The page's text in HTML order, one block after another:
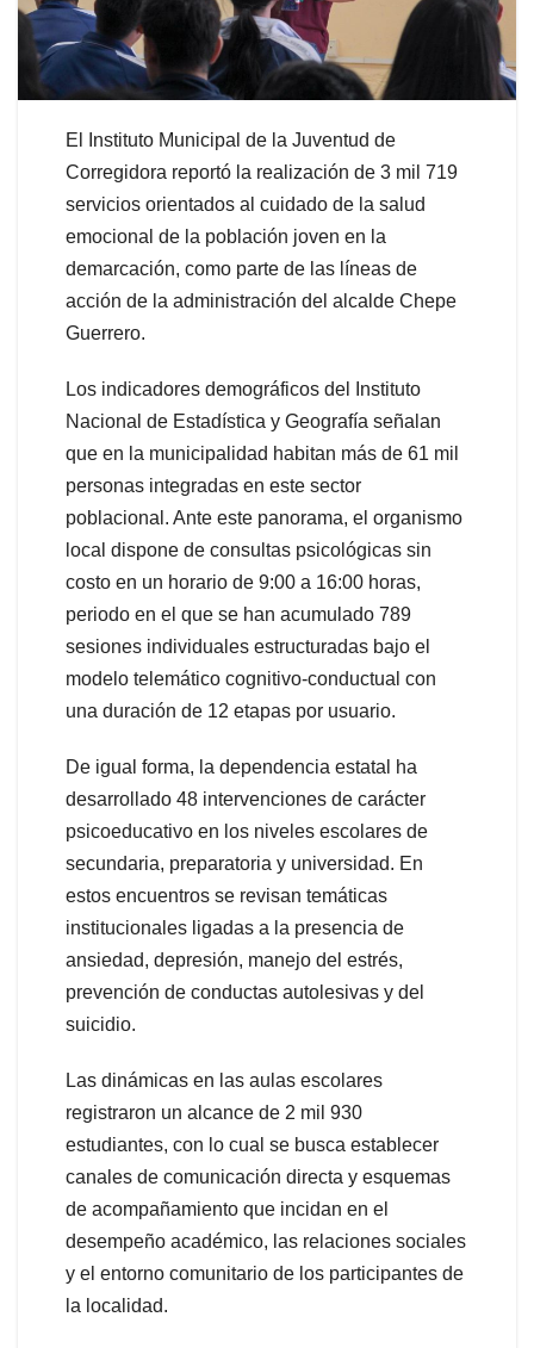
El Instituto Municipal de la Juventud de
Corregidora reportó la realización de 3 mil 719
servicios orientados al cuidado de la salud
emocional de la población joven en la
demarcación, como parte de las líneas de
acción de la administración del alcalde Chepe
Guerrero.
Los indicadores demográficos del Instituto
Nacional de Estadística y Geografía señalan
que en la municipalidad habitan más de 61 mil
personas integradas en este sector
poblacional. Ante este panorama, el organismo
local dispone de consultas psicológicas sin
costo en un horario de 9:00 a 16:00 horas,
periodo en el que se han acumulado 789
sesiones individuales estructuradas bajo el
modelo telemático cognitivo-conductual con
una duración de 12 etapas por usuario.
De igual forma, la dependencia estatal ha
desarrollado 48 intervenciones de carácter
psicoeducativo en los niveles escolares de
secundaria, preparatoria y universidad. En
estos encuentros se revisan temáticas
institucionales ligadas a la presencia de
ansiedad, depresión, manejo del estrés,
prevención de conductas autolesivas y del
suicidio.
Las dinámicas en las aulas escolares
registraron un alcance de 2 mil 930
estudiantes, con lo cual se busca establecer
canales de comunicación directa y esquemas
de acompañamiento que incidan en el
desempeño académico, las relaciones sociales
y el entorno comunitario de los participantes de
la localidad.